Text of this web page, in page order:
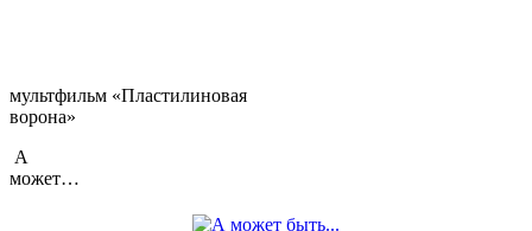
мультфильм «Пластилиновая
ворона»
А
может…